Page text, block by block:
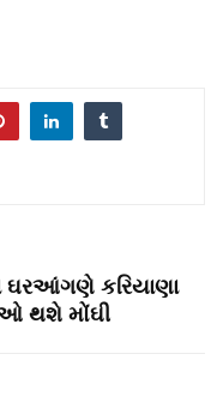
ઘરઆંગણે કરિયાણા
થશે મોંઘી